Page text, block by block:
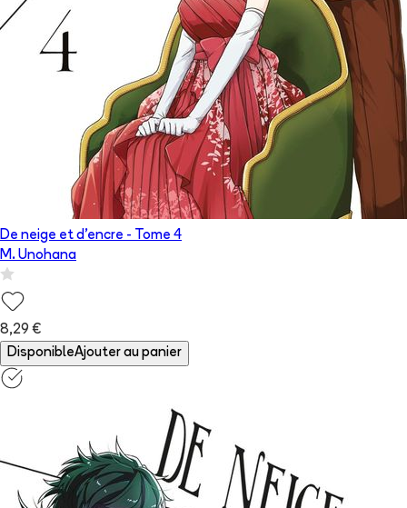
De neige et d'encre - Tome 4
M. Unohana
8,29 €
DisponibleAjouter au panier